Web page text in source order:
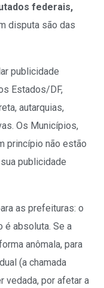
federais,
disputa são das
publicidade
Estados/DF,
autarquias,
Os Municípios,
princípio não estão
publicidade
as prefeituras: o
é absoluta. Se a
anômala, para
(a chamada
vedada, por afetar a